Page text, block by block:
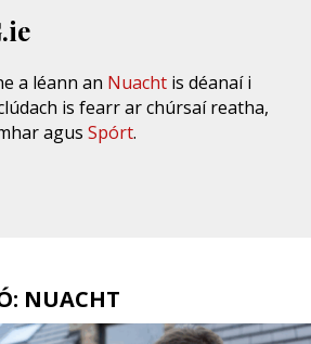
a léann an Nuacht is déanaí i
is fearr ar chúrsaí reatha,
agusSpórt.
NUACHT